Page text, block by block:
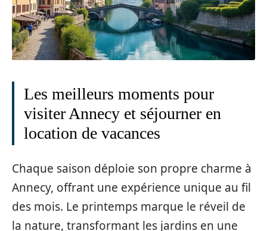
Les meilleurs moments pour
visiter Annecy et séjourner en
location de vacances
Chaque saison déploie son propre charme à
Annecy, offrant une expérience unique au fil
des mois. Le printemps marque le réveil de
la nature, transformant les jardins en une